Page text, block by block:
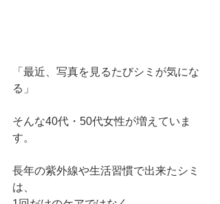
「最近、写真を見るたびシミが気にな
る」
そんな40代・50代女性が増えていま
す。
長年の紫外線や生活習慣で出来たシミ
は、